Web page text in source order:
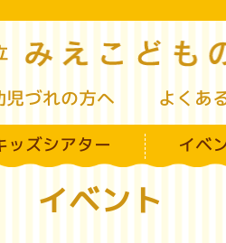
三重県立
児づれの方へ よくあ
ッズシアター イベ
イベント